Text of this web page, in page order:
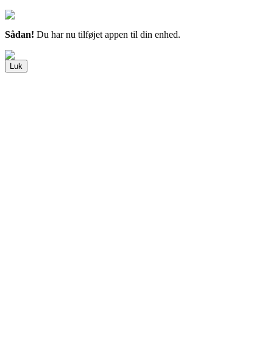
Sådan! Du har nu tilføjet appen til din enhed.
Luk